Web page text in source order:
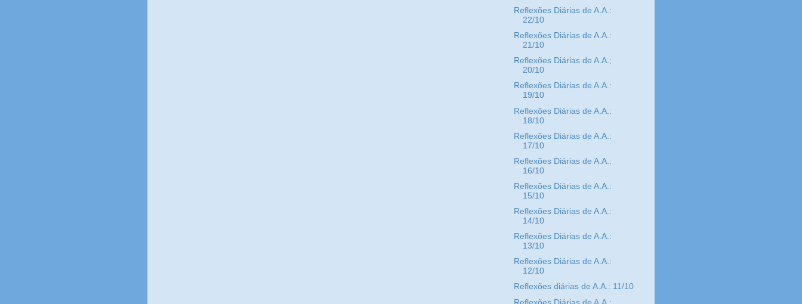
Reflexões Diárias de A.A.:
22/10
Reflexões Diárias de A.A.:
21/10
Reflexões Diárias de A.A.;
20/10
Reflexões Diárias de A.A.:
19/10
Reflexões Diárias de A.A.:
18/10
Reflexões Diárias de A.A.:
17/10
Reflexões Diárias de A.A.:
16/10
Reflexões Diárias de A.A.:
15/10
Reflexões Diárias de A.A.:
14/10
Reflexões Diárias de A.A.:
13/10
Reflexões Diárias de A.A.:
12/10
Reflexões diárias de A.A.: 11/10
Reflexões Diárias de A.A.: